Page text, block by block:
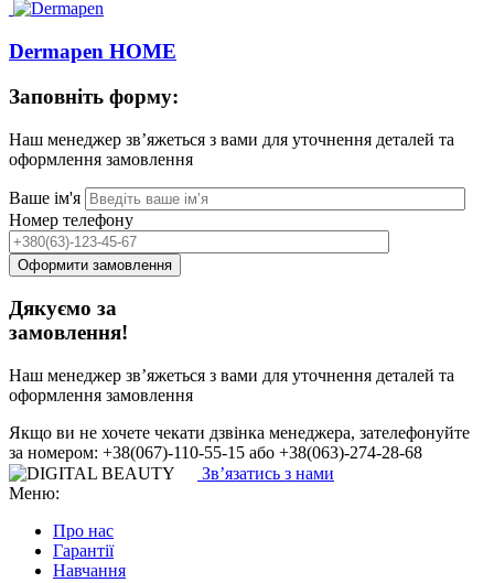
Dermapen HOME
Заповніть форму:
Наш менеджер зв’яжеться з вами для уточнення деталей та
оформлення замовлення
Ваше ім'я
Номер телефону
Дякуємо за
замовлення!
Наш менеджер зв’яжеться з вами для уточнення деталей та
оформлення замовлення
Якщо ви не хочете чекати дзвінка менеджера, зателефонуйте
за номером: +38(067)-110-55-15 або +38(063)-274-28-68
Зв’язатись з нами
Меню:
Про нас
Гарантії
Навчання